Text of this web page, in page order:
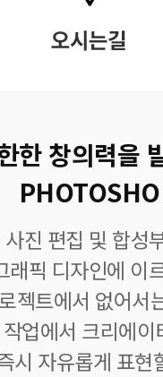
한 창의력을
진 편집 및 합성
래픽 디자인에 이
젝트에서 없어서
업에서 크리에
시 자유롭게 표현